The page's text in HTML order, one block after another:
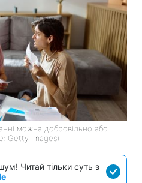
можна добровільно або
Getty Images)
Читай тільки суть з